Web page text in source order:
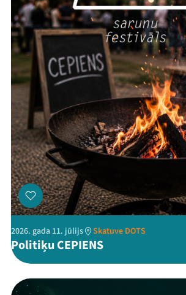
2026. gada 11. jūlijs Skatuve DOTS
Politiķu CEPIENS